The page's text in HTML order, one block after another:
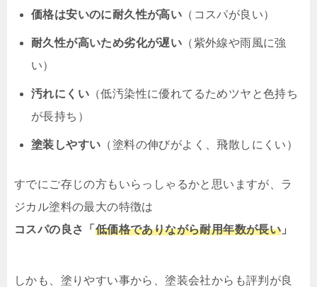
価格は安いのに耐久性が高い （コスパが良い）
耐久性が高いため劣化が遅い （紫外線や雨風に強
い）
汚れにくい （低汚染性に優れてるためツヤと色持ち
が長持ち）
塗装しやすい （塗料の伸びがよく、飛散しにくい）
すでにご存じの方もいらっしゃるかと思いますが、ラ
ジカル塗料の最大の特徴は
コスパの良さ
「 低価格でありながら耐用年数が長い 」
しかも、塗りやすい事から、塗装会社からも評判が良